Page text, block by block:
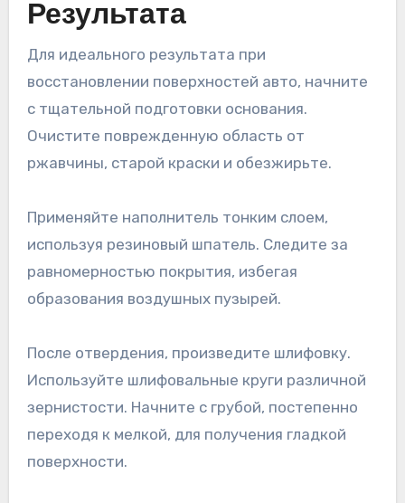
Результата
Для идеального результата при
восстановлении поверхностей авто, начните
с тщательной подготовки основания.
Очистите поврежденную область от
ржавчины, старой краски и обезжирьте.
Применяйте наполнитель тонким слоем,
используя резиновый шпатель. Следите за
равномерностью покрытия, избегая
образования воздушных пузырей.
После отвердения, произведите шлифовку.
Используйте шлифовальные круги различной
зернистости. Начните с грубой, постепенно
переходя к мелкой, для получения гладкой
поверхности.